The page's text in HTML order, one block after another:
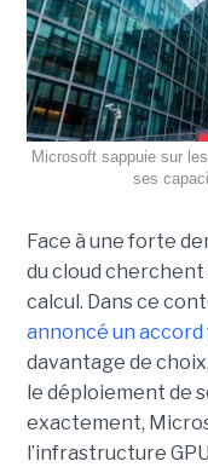
Microsoft sappuie sur
ses
Face à une forte
du cloud
calcul. Dans ce
annoncé un accord
davantage de
le déploiement de
exactement,
l’infrastructure